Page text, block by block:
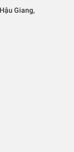
Giang,